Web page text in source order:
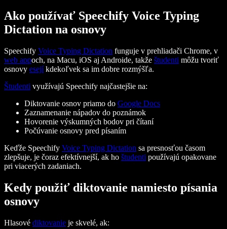
Ako používať Speechify Voice Typing
Dictation na osnovy
Speechify Voice Typing Dictation funguje v prehliadači Chrome, v
web appoch, na Macu, iOS aj Androide, takže študenti môžu tvoriť
osnovy esejíkdekoľvek sa im dobre rozmýšľa.
Študenti využívajú Speechify najčastejšie na:
Diktovanie osnov priamo do Google Docs
Zaznamenanie nápadov do poznámok
Hovorenie výskumných bodov pri čítaní
Počúvanie osnovy pred písaním
Keďže Speechify Voice Typing Dictation sa presnosťou časom
zlepšuje, je čoraz efektívnejší, ak ho študenti používajú opakovane
pri viacerých zadaniach.
Kedy použiť diktovanie namiesto písania
osnovy
Hlasové diktovanie je skvelé, ak: